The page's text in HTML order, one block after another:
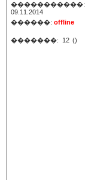
�����������:
09.11.2014
������: offline
�������: 12 ()